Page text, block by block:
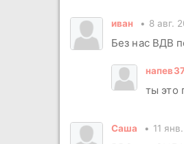
иван 8 авг.
Без нас ВДВ
ты это
Саша 11